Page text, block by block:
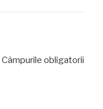
Câmpurile obligatorii